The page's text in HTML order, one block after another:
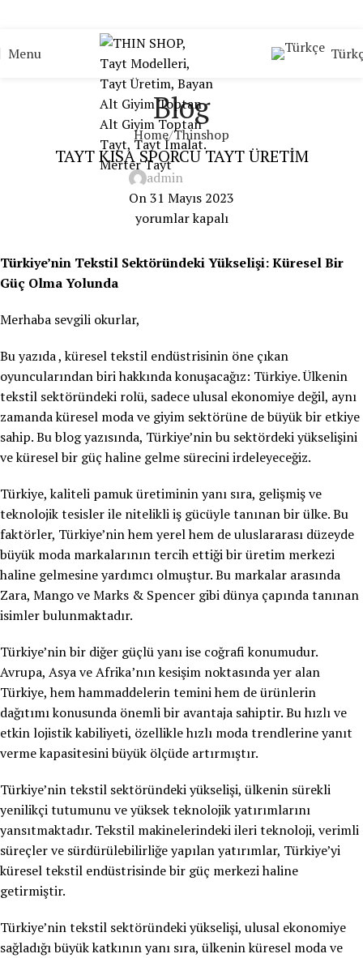
Menu
Blog
Home Thinshop
TAYT KISA SPORCU TAYT ÜRETİM
admin
On 31 Mayıs 2023
yorumlar kapalı
Türkiye’nin Tekstil Sektöründeki Yükselişi: Küresel Bir
Güç Olma Yolunda
Merhaba sevgili okurlar,
Bu yazıda , küresel tekstil endüstrisinin öne çıkan
oyuncularından biri hakkında konuşacağız: Türkiye. Ülkenin
tekstil sektöründeki rolü, sadece ulusal ekonomiye değil, aynı
zamanda küresel moda ve giyim sektörüne de büyük bir etkiye
sahip. Bu blog yazısında, Türkiye’nin bu sektördeki yükselişini
ve küresel bir güç haline gelme sürecini irdeleyeceğiz.
Türkiye, kaliteli pamuk üretiminin yanı sıra, gelişmiş ve
teknolojik tesisler ile nitelikli iş gücüyle tanınan bir ülke. Bu
faktörler, Türkiye’nin hem yerel hem de uluslararası düzeyde
büyük moda markalarının tercih ettiği bir üretim merkezi
haline gelmesine yardımcı olmuştur. Bu markalar arasında
Zara, Mango ve Marks & Spencer gibi dünya çapında tanınan
isimler bulunmaktadır.
Türkiye’nin bir diğer güçlü yanı ise coğrafi konumudur.
Avrupa, Asya ve Afrika’nın kesişim noktasında yer alan
Türkiye, hem hammaddelerin temini hem de ürünlerin
dağıtımı konusunda önemli bir avantaja sahiptir. Bu hızlı ve
etkin lojistik kabiliyeti, özellikle hızlı moda trendlerine yanıt
verme kapasitesini büyük ölçüde artırmıştır.
Türkiye’nin tekstil sektöründeki yükselişi, ülkenin sürekli
yenilikçi tutumunu ve yüksek teknolojik yatırımlarını
yansıtmaktadır. Tekstil makinelerindeki ileri teknoloji, verimli
süreçler ve sürdürülebilirliğe yapılan yatırımlar, Türkiye’yi
küresel tekstil endüstrisinde bir güç merkezi haline
getirmiştir.
Türkiye’nin tekstil sektöründeki yükselişi, ulusal ekonomiye
sağladığı büyük katkının yanı sıra, ülkenin küresel moda ve